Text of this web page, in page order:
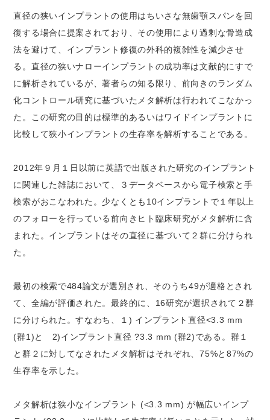
直径の狭いインプラントの使用はちいさな無歯顎スパンを回
復する場合に提案されており、その使用により過剰な骨造成
法を避けて、インプラント修復の外科的複雑性を減少させ
る。直径の狭いナローインプラントの成功率は文献的にすで
に解析されているが、著者らの知る限り、前向きのランダム
化コントロール研究に基づいたメタ解析は行われてこなかっ
た。この研究の目的は標準的あるいはワイドインプラントに
比較して狭小インプラントの生存率を解析することである。
2012年９月１日以前に英語で出版された研究のインプラント
に関連した雑誌において、３データベースから電子検索と手
検索がおこなわれた。少なくとも10インプラントで１年以上
のフォローを行っている前向きヒト臨床研究がメタ解析に含
まれた。インプラントはその直径に基づいて２群に分けられ
た。
最初の検索で484論文が選別され、そのうち49が適格とされ
て、全編が評価された。最終的に、16研究が選択されて２群
に分けられた。すなわち、１) インプラント直径<3.3 mm
(群1)と 2)インプラント直径 ?3.3 mm (群2)である。群１
と群２に対してなされたメタ解析はそれぞれ、75%と87%の
生存率を示した。
メタ解析は狭小なインプラント (<3.3 mm) が幅広いインプ